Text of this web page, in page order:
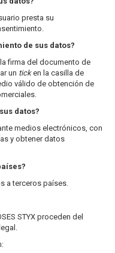
presta su
de sus datos?
firma del documento de
un ticken la casilla de
válido de obtención de
datos?
medios electrónicos, con
y obtener datos
a terceros países.
STYX proceden del